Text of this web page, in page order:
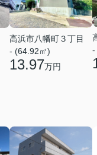
高浜市八幡町３丁目
- (64.92㎡)
13.97万円
-